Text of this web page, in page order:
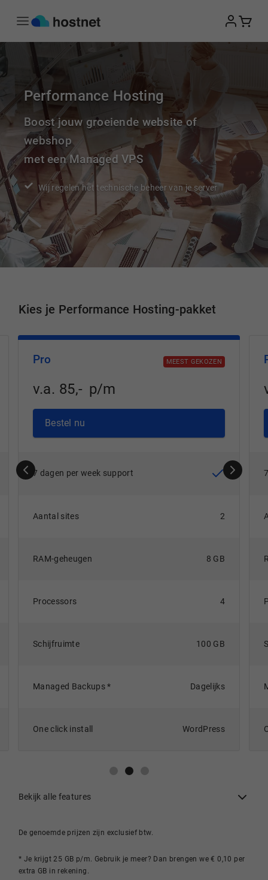
Performance Hosting
Boost jouw groeiende website of
webshop
met een Managed VPS
Wij regelen het technische beheer van je server
Kies je Performance Hosting-pakket
Pro MEEST GEKOZEN
v.a. 85,- p/m
Bestel nu
7 dagen per week support
Aantal sites 2
RAM-geheugen 8 GB
processors 4
schijfruimte 100 GB
Managed Backups Dagelijks
One click install WordPress
Bekijk alle features
De genoemde prijzen zijn exclusief btw.
* Je krijgt 25 GB p/m. Gebruik je meer? Dan brengen we € 0,10 per
extra GB in rekening.